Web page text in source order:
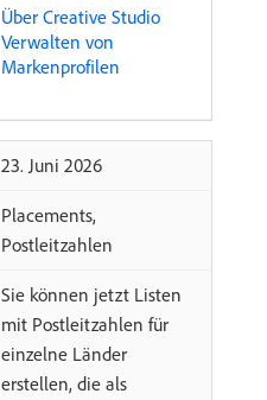
Über Creative Studio
Verwalten von
Markenprofilen
​23. Juni 2026
Placements,
Postleitzahlen
Sie können jetzt Listen
mit Postleitzahlen für
einzelne Länder
erstellen, die als